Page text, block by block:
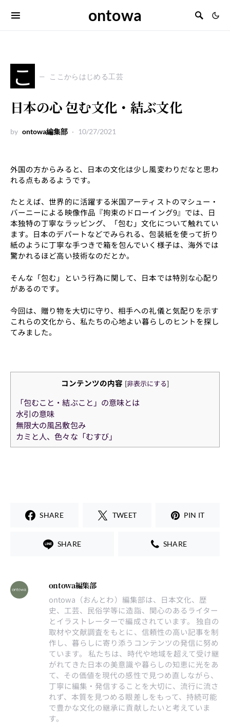
ontowa
こ ここからはじめる工芸
日本の心 包む文化・結ぶ文化
by ontowa編集部 10/27/2021
外国の方からみると、日本の文化は少し風変わりだなと思わ
れる点もあるようです。
たとえば、世界的に活躍する米国アーティストのマシュー・
バーニーによる映像作品『拘束のドローイング9』では、日
本独特の丁寧なラッピング、「包む」文化について触れてい
ます。日本のデパートなどでみられる、包装紙を使って折り
紙のように丁寧な手つきで箱を包んでいく様子は、海外では
驚かれるほど高い技術なのだとか。
そんな「包む」という行為に関して、日本では特別な心配り
があるのです。
今回は、贈り物を大切に守り、相手への礼儀と気配りを示す
これらの文化から、私たちの心地よい暮らしのヒントを探し
てみました。
コンテンツの内容 [非表示にする]
「包むこと・結ぶこと」の意味とは
水引の意味
無限大の風呂敷包み
カミと人、色々な「むすび」
SHARE TWEET PIN IT
SHARE SHARE
ontowa編集部
ontowa（おんとわ）編集部は、日本文化、歴
史、工芸、民俗学等に造詣、関心のあるライター
とイラストレーターで編成されています。 独自の
取材や文献調査をもとに、信頼性の高い記事を制
作し、暮らしに寄り添うコンテンツの発信に努め
ています。 私たちは、時代や地域を超えて受け継
がれてきた日本の美意識や暮らしの知恵に光をあ
て、その価値を現代の感性で見つめ直しながら、
丁寧に編集・発信することを大切に、流行に流さ
れず、本質を見つめる眼差しをもって、持続可能
で豊かな文化の継承に貢献したいと考えていま
す。